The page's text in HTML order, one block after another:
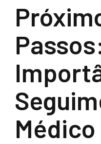
Médico